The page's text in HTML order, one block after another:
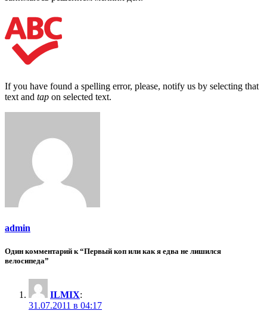
If you have found a spelling error, please, notify us by selecting that
text and tap on selected text.
admin
Один комментарий к “Первый коп или как я едва не лишился
велосипеда”
ILMIX:
31.07.2011 в 04:17